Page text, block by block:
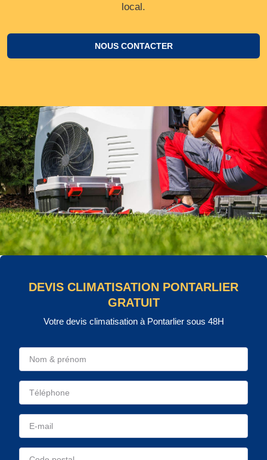
local.
NOUS CONTACTER
DEVIS CLIMATISATION PONTARLIER
GRATUIT
Votre devis climatisation à Pontarlier sous 48H